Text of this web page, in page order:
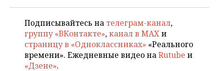
Подписывайтесь на телеграм-канал,
группу «ВКонтакте»,канал в MAXи
страницу в «Одноклассниках» «Реального
времени». Ежедневные видео наRutube и
«Дзене».